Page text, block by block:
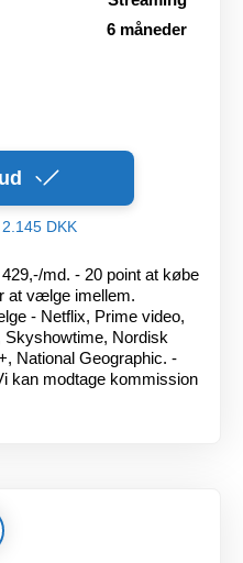
6 måneder
DKK
md. - 20 point at købe
at vælge imellem.
- Netflix, Prime video,
Skyshowtime, Nordisk
National Geographic. -
kan modtage kommission